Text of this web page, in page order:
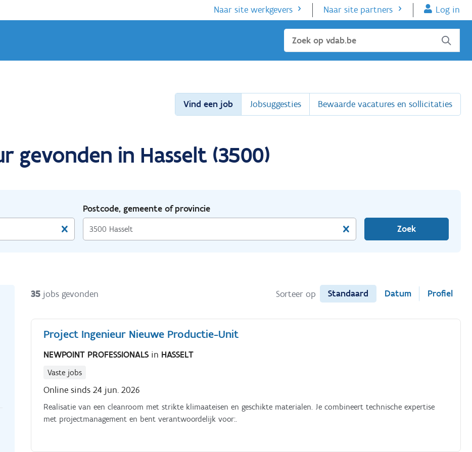
Naar site werkgevers Naar site partners Log in
Sluiten
Vind een job Jobsuggesties Bewaarde vacatures en sollicitaties
gevonden in Hasselt (3500)
Postcode, gemeente of provincie
Zoek
35 jobs gevonden Sorteer op Standaard Datum Profiel
Project Ingenieur Nieuwe Productie-Unit
NEWPOINT PROFESSIONALS in HASSELT
Vaste jobs
Online sinds 24 jun. 2026
Realisatie van een cleanroom met strikte klimaateisen en geschikte materialen. Je combineert technische expertise
met projectmanagement en bent verantwoordelijk voor:.